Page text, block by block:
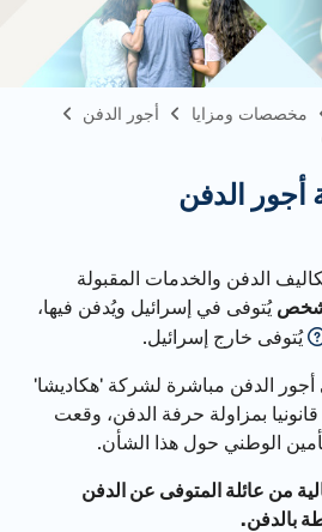
ومزايا
أجور الدفن
الدفن
الدفن والخدمات المقبولة
يُتوفى في إسرائيل ويُدفن فيها،
خارج إسرائيل.
الدفن مباشرة لشركة 'هكاديشا'
بمزاولة حرفة الدفن، وقعت
الوطني حول هذا الشأن.
من عائلة المتوفى عن الدفن
بالدفن.